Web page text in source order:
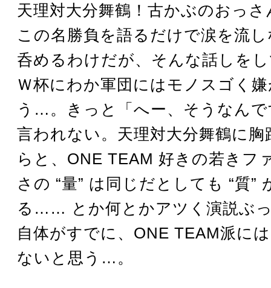
天理対大分舞鶴！古かぶのおっ
この名勝負を語るだけで涙を流
呑めるわけだが、そんな話しを
Ｗ杯にわか軍団にはモノスゴく
う…。きっと「へー、そうなん
言われない。天理対大分舞鶴に
らと、ONE TEAM 好きの若きフ
さの “量” は同じだとしても “質”
る…… とか何とかアツく演説ぶ
自体がすでに、ONE TEAM派に
ないと思う…。